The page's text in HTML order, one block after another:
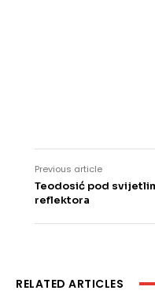
Previous article
Teodosić pod
reflektora
RELATED ARTICLES